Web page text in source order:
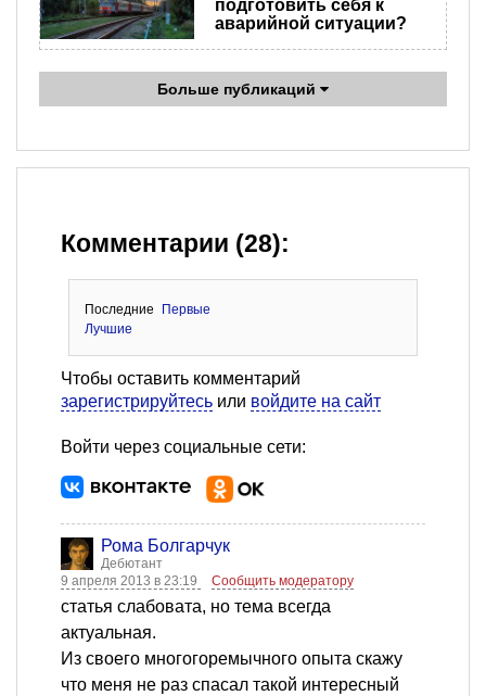
подготовить себя к
аварийной ситуации?
Больше публикаций
Комментарии (28):
Последние
Первые
Лучшие
Чтобы оставить комментарий
зарегистрируйтесь или войдите на сайт
Войти через социальные сети:
Рома Болгарчук
Дебютант
9 апреля 2013 в 23:19
Сообщить модератору
статья слабовата, но тема всегда
актуальная.
Из своего многогоремычного опыта скажу
что меня не раз спасал такой интересный